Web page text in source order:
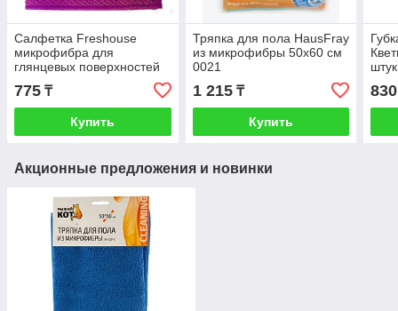
Салфетка Freshouse
микрофибра для
глянцевых поверхностей
35х35 см, 1шт 0054
775 ₸
Купить
Тряпка для пола HausFray
из микрофибры 50х60 см
0021
1 215₸
Купить
830
Акционные предложения и новинки